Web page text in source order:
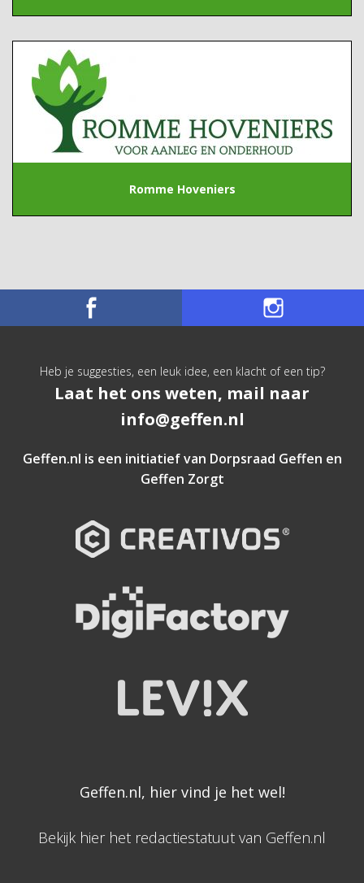
Romme Hoveniers
Heb je suggesties, een leuk idee, een klacht of een tip?
Laat het ons weten, mail naar
info@geffen.nl
Geffen.nl is een initiatief van Dorpsraad Geffen en
Geffen Zorgt
Geffen.nl, hier vind je het wel!
Bekijk hier het redactiestatuut van Geffen.nl